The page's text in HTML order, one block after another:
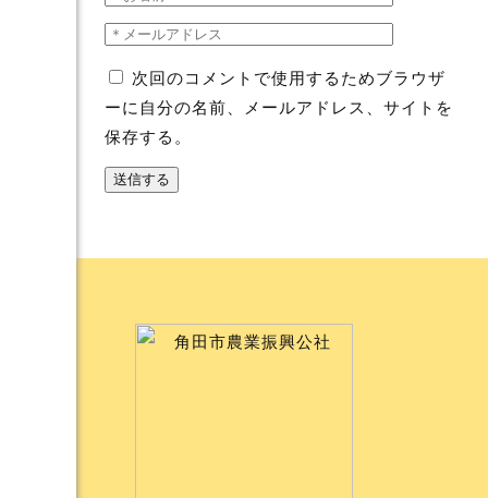
次回のコメントで使用するためブラウザ
ーに自分の名前、メールアドレス、サイトを
保存する。